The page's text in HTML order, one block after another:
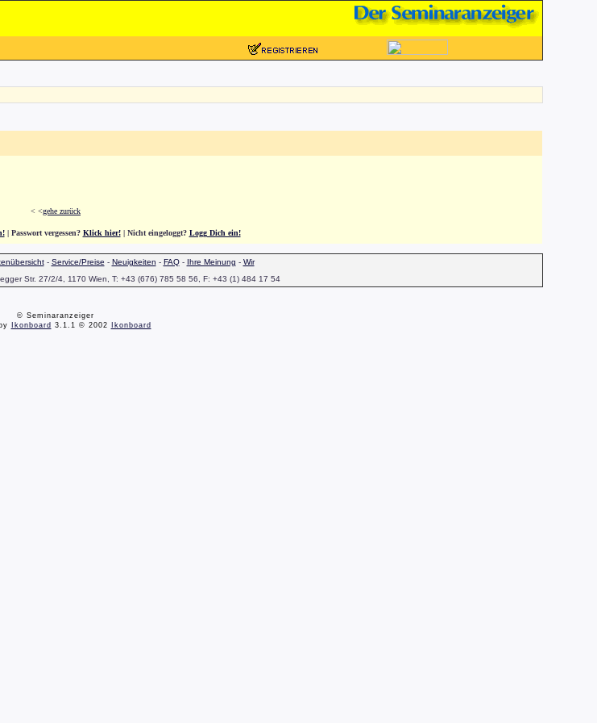
< <gehe zurück
| Passwort vergessen? Klick hier!| Nicht eingeloggt? Logg Dich ein!
- Service/Preise - Neuigkeiten - FAQ- Ihre Meinung - Wir
Str. 27/2/4, 1170 Wien, T: +43 (676) 785 58 56, F: +43 (1) 484 17 54
© Seminaranzeiger
Ikonboard 3.1.1 © 2002 Ikonboard